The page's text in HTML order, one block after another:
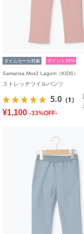
タイムセール対象 ポイント10%
Samansa Mos2 Lagom（KIDS）
ストレッチツイルパンツ
5.0 （1）
¥1,100 -33%OFF-